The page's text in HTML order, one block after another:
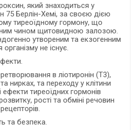
який знаходиться у
75 Берлін-Хемі, за своєю дією
тиреоїдному гормону, що
чином щитовидною залозою.
утвореним та екзогенним
не існує.
в ліотиронін (Т3),
нирках, та переходу у клітини
ефекти тиреоїдних гормонів
рості та обміні речовин
та безпека.